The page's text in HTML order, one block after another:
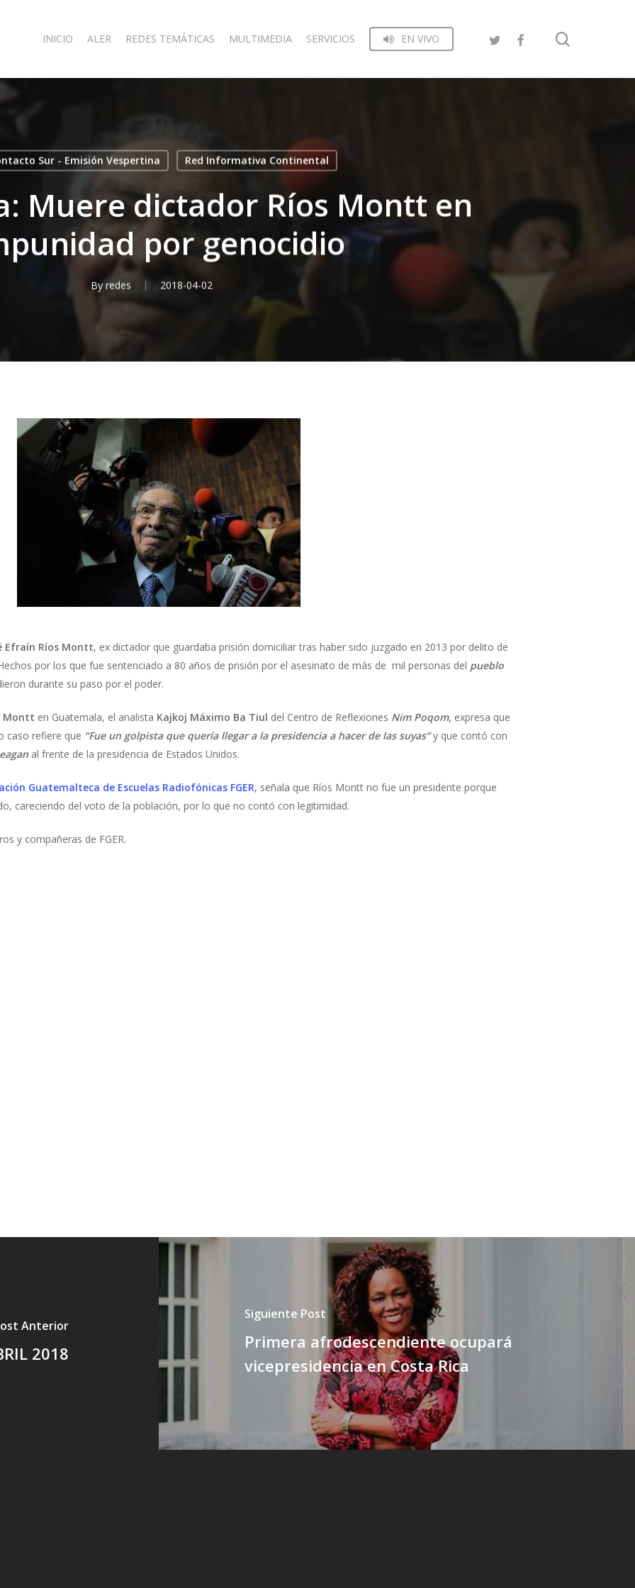
INICIO ALER REDES TEMÁTICAS MULTIMEDIA SERVICIOS EN VIVO
Sur - Emisión Vespertina Red Informativa Continental
Muere dictador Ríos Montt en
por genocidio
By redes 2018-04-02
Efraín Ríos Montt, ex dictador que guardaba prisión domiciliar tras haber sido juzgado en 2013 por delito de
por los que fue sentenciado a 80 años de prisión por el asesinato de más de mil personas del pueblo
durante su paso por el poder.
Montt en Guatemala, el analista Kajkoj Máximo Ba Tiul del Centro de Reflexiones Nim Poqom, expresa que
caso refiere que “Fue un golpista que quería llegar a la presidencia a hacer de las suyas”y que contó con
al frente de la presidencia de Estados Unidos.
Guatemalteca de Escuelas Radiofónicas FGER, señala que Ríos Montt no fue un presidente porque
careciendo del voto de la población, por lo que no contó con legitimidad.
y compañeras de FGER.
Anterior
2018
Siguiente Post
Primera afrodescendiente ocupará
vicepresidencia en Costa Rica